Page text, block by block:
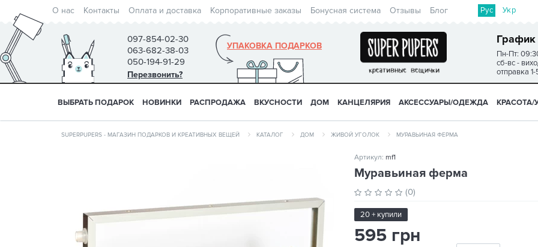
О нас Контакты Оплата и доставка Корпоративные заказы Бонусная система Отзывы Блог Рус Укр
097-854-02-30
063-682-38-03
050-194-91-29
Перезвонить?
График
Пн-Пт:
сб-вс -
отправка
УПАКОВКА ПОДАРКОВ
ВЫБРАТЬ ПОДАРОК НОВИНКИ РАСПРОДАЖА ВКУСНОСТИ ДОМ КАНЦЕЛЯРИЯ АКСЕССУАРЫ/ОДЕЖДА КРАСОТА/
SUPERPUPERS - МАГАЗИН ПОДАРКОВ И КРЕАТИВНЫХ ВЕЩЕЙ КАТАЛОГ ДОМ ЖИВОЙ УГОЛОК МУРАВЬИНАЯ ФЕРМА
Артикул: mf1
Муравьиная ферма
(0)
20 + купили
595 грн